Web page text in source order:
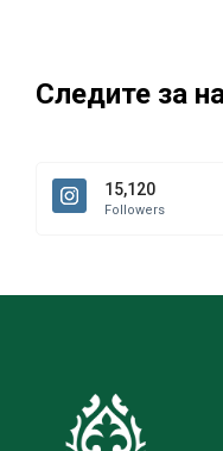
Следите за
15,120
Followers